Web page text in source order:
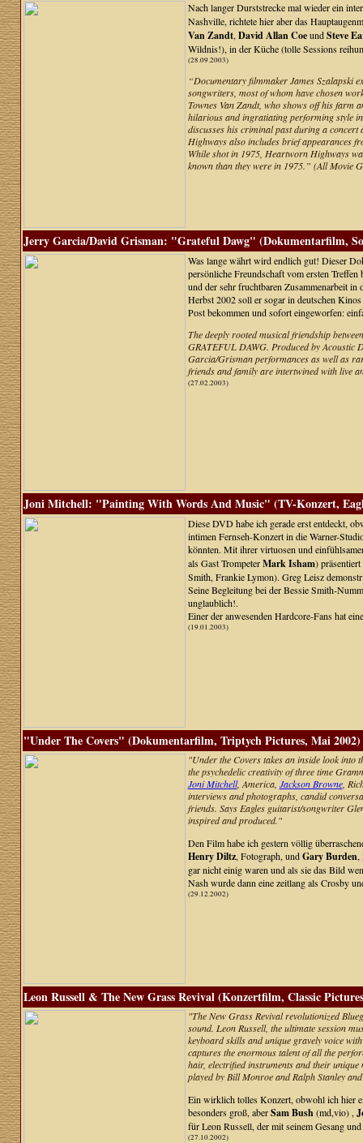
Nach langer Durststrecke mal wieder ein
Nashville, richtete hier aber das
Van Zandt, David Allan CoeundSteve
Wildnis!), in der Küche (tolle Sessions
(28.09.2003)
“Documentary filmmaker James Szalapski
songwriters, most of whom have chosen
Townes Van Zandt, who shows off his farm
hilarious and ingratiating performing style
discusses his criminal past during a
Highways also includes brief appearances
While shot in 1975, Heartworn Highways
known than they were in 1975.” (All Movie
Jerry Garcia/David Grisman: "Grateful Dawg" (Dokumentarfilm,
Was lange währt wird endlich gut! Dieser
persönliche Freundschaft vom ersten
und der sehr fruchtbaren Zusammenarbeit
Herbst 2002 soll er sogar in deutschen
Post bekommen und sofort eingeworfen:
The deeply rooted musical friendship
GRATEFUL DAWG. Produced by Acoustic
Garcia/Grisman performances as well as
friends and family are intertwined with live
(27.02.2003)
Joni Mitchell: "Painting With Words And Music" (TV-Konzert,
Diese DVD habe ich gerade erst entdeckt,
intimen Fernseh-Konzert in die Warner-
könnten. Mit ihrer virtuosen und
als Gast TrompeterMark Isham)
Smith, Frankie Lymon). Greg Leisz
Seine Begleitung bei der Bessie Smith-
unglaublich!.
Einer der anwesenden Hardcore-Fans hat
(19.01.2003)
"Under The Covers" (Dokumentarfilm, Triptych Pictures, Mai 2002)
"Under the Covers takes an inside look
the psychedelic creativity of three time
Joni Mitchell, America, Jackson Browne,
interviews and photographs, candid
friends. Says Eagles guitarist/songwriter
inspired and produced."
Den Film habe ich gestern völlig
Henry Diltz, Fotograph, undGary Burden,
gar nicht einig waren und als sie das Bild
Nash wurde dann eine zeitlang als Crosby
(29.12.2002)
Leon Russell & The New Grass Revival (Konzertfilm, Classic
"The New Grass Revival revolutionized
sound. Leon Russell, the ultimate session
keyboard skills and unique gravely voice
captures the enormous talent of all the
hair, electrified instruments and their
played by Bill Monroe and Ralph Stanley
Ein wirklich tolles Konzert, obwohl ich hier
besonders groß, aberSam Bush (md,vio) ,
für Leon Russell, der mit seinem Gesang
(27.10.2002)